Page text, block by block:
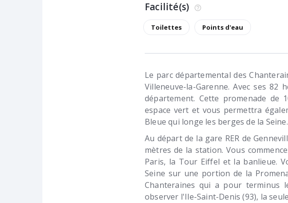
Facilité(s)
Toilettes Points d'eau
Le parc départemental des
Villeneuve-la-Garenne. Avec ses
département. Cette promenade de
espace vert et vous permettra
Bleue qui longe les berges de la Seine.
Au départ de la gare RER de
mètres de la station. Vous
Paris, la Tour Eiffel et la banlieue.
Seine sur une portion de la
Chanteraines qui a pour terminus
observer l'Ile-Saint-Denis (93), la